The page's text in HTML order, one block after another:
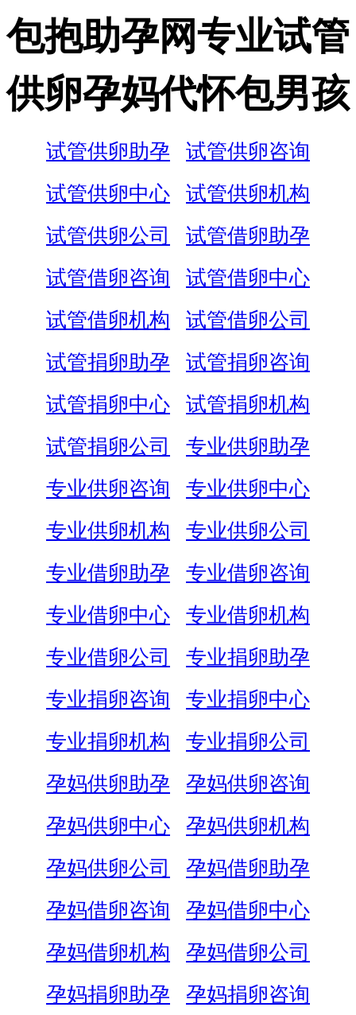
包抱助孕网专业试管
供卵孕妈代怀包男孩
试管供卵助孕
试管供卵咨询
试管供卵中心
试管供卵机构
试管供卵公司
试管借卵助孕
试管借卵咨询
试管借卵中心
试管借卵机构
试管借卵公司
试管捐卵助孕
试管捐卵咨询
试管捐卵中心
试管捐卵机构
试管捐卵公司
专业供卵助孕
专业供卵咨询
专业供卵中心
专业供卵机构
专业供卵公司
专业借卵助孕
专业借卵咨询
专业借卵中心
专业借卵机构
专业借卵公司
专业捐卵助孕
专业捐卵咨询
专业捐卵中心
专业捐卵机构
专业捐卵公司
孕妈供卵助孕
孕妈供卵咨询
孕妈供卵中心
孕妈供卵机构
孕妈供卵公司
孕妈借卵助孕
孕妈借卵咨询
孕妈借卵中心
孕妈借卵机构
孕妈借卵公司
孕妈捐卵助孕
孕妈捐卵咨询